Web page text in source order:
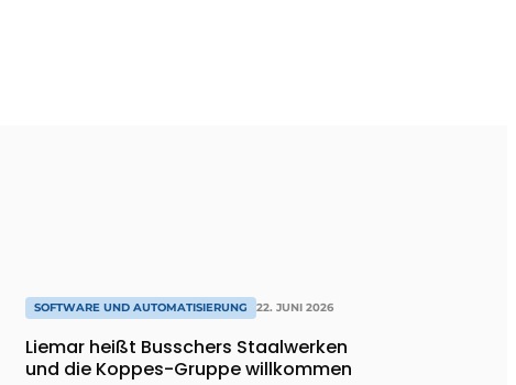
SOFTWARE UND AUTOMATISIERUNG 22. JUNI 2026
Liemar heißt Busschers Staalwerken
und die Koppes-Gruppe willkommen